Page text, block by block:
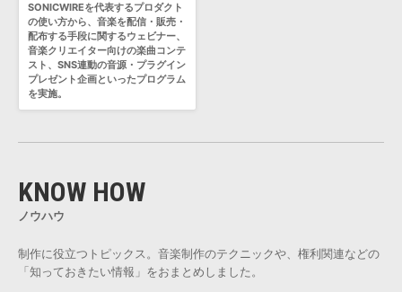
SONICWIREを代表するプロダクト
の使い方から、音楽を配信・販売・
配布する手段に関するウェビナー、
音楽クリエイター向けの楽曲コンテ
スト、SNS連動の音源・プラグイン
プレゼント企画といったプログラム
を実施。
KNOW HOW
ノウハウ
制作に役立つトピックス。音楽制作のテクニックや、権利関連などの
「知っておきたい情報」をおまとめしました。